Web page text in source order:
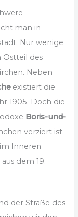
man in
Nur wenige
Ostteil des
Neben
existiert die
1905. Doch die
Boris-und-
verziert ist.
Inneren
dem 19.
der Straße des